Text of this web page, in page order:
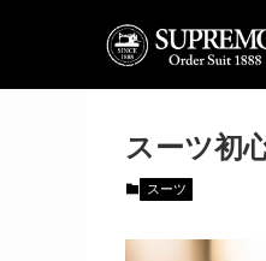
スーツ初
スーツ